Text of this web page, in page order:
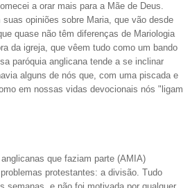
a orar mais para a Mãe de Deus.
opiniões sobre Maria, que vão desde
quase não têm diferenças de Mariologia
da igreja, que vêem tudo como um bando
paróquia anglicana tende a se inclinar
alguns de nós que, com uma piscada e
em nossas vidas devocionais nós "ligam
que faziam parte (AMIA)
protestantes: a divisão. Tudo